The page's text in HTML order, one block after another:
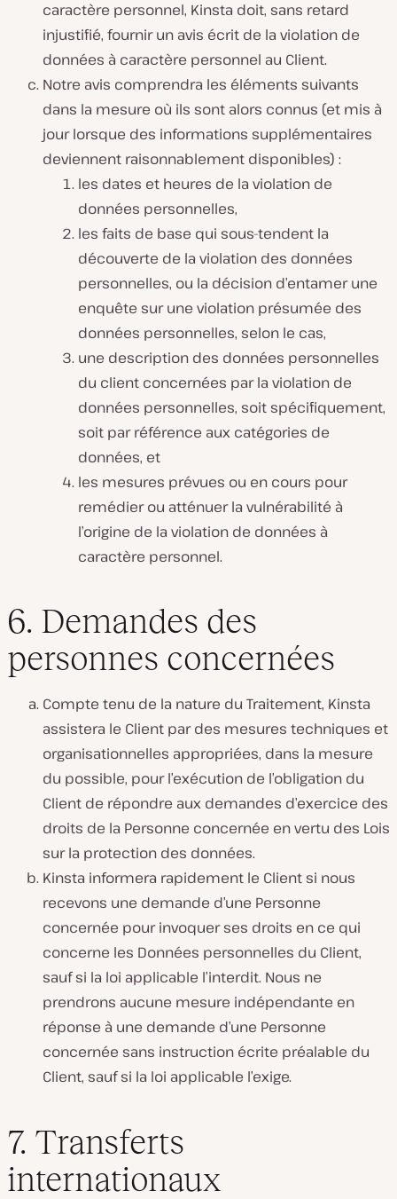
caractère personnel, Kinsta doit, sans retard
injustifié, fournir un avis écrit de la violation de
données à caractère personnel au Client.
Notre avis comprendra les éléments suivants
dans la mesure où ils sont alors connus (et mis à
jour lorsque des informations supplémentaires
deviennent raisonnablement disponibles) :
les dates et heures de la violation de
données personnelles,
les faits de base qui sous-tendent la
découverte de la violation des données
personnelles, ou la décision d’entamer une
enquête sur une violation présumée des
données personnelles, selon le cas,
une description des données personnelles
du client concernées par la violation de
données personnelles, soit spécifiquement,
soit par référence aux catégories de
données, et
les mesures prévues ou en cours pour
remédier ou atténuer la vulnérabilité à
l’origine de la violation de données à
caractère personnel.
6. Demandes des
personnes concernées
Compte tenu de la nature du Traitement, Kinsta
assistera le Client par des mesures techniques et
organisationnelles appropriées, dans la mesure
du possible, pour l’exécution de l’obligation du
Client de répondre aux demandes d’exercice des
droits de la Personne concernée en vertu des Lois
sur la protection des données.
Kinsta informera rapidement le Client si nous
recevons une demande d’une Personne
concernée pour invoquer ses droits en ce qui
concerne les Données personnelles du Client,
sauf si la loi applicable l’interdit. Nous ne
prendrons aucune mesure indépendante en
réponse à une demande d’une Personne
concernée sans instruction écrite préalable du
Client, sauf si la loi applicable l’exige.
7. Transferts
internationaux